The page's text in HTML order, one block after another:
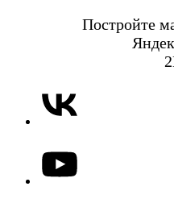
Постройте